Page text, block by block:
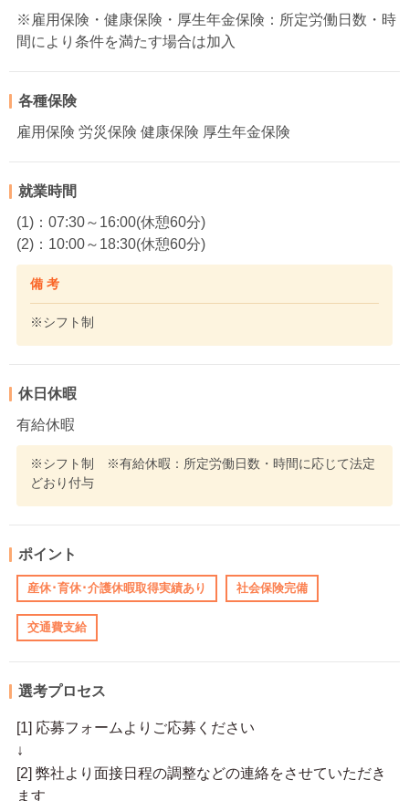
※雇用保険・健康保険・厚生年金保険：所定労働日数・時
間により条件を満たす場合は加入
各種保険
雇用保険 労災保険 健康保険 厚生年金保険
就業時間
(1)：07:30～16:00(休憩60分)
(2)：10:00～18:30(休憩60分)
備 考
※シフト制
休日休暇
有給休暇
※シフト制 ※有給休暇：所定労働日数・時間に応じて法定
どおり付与
ポイント
産休･育休･介護休暇取得実績あり 社会保険完備
交通費支給
選考プロセス
[1] 応募フォームよりご応募ください
↓
[2] 弊社より面接日程の調整などの連絡をさせていただき
ます